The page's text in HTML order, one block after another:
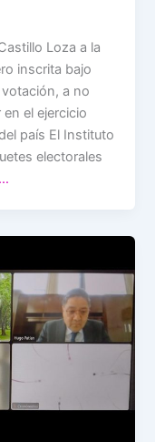
Loza a la
inscrita bajo
a no
el ejercicio
país El Instituto
electorales